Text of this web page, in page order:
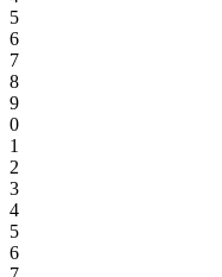
5
6
7
8
9
0
1
2
3
4
5
6